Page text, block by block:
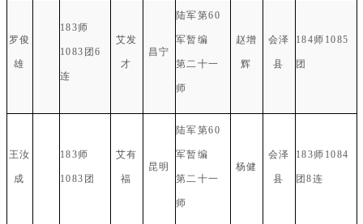
罗俊
雄
183师
1083团6
连
艾发
才
昌宁
陆军第60
军暂编
第二十一
师
赵增
辉
会泽
县
184师1085
团
王汝
成
183师
1083团
艾有
福
昆明
陆军第60
军暂编
第二十一
师
杨健
会泽
县
183师1084
团8连